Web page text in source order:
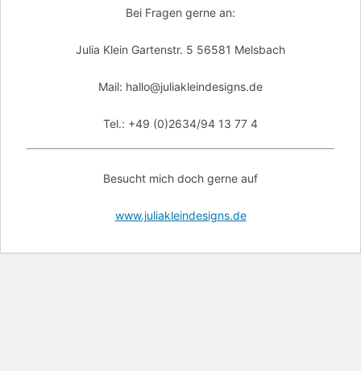
Bei Fragen gerne an:
Julia Klein Gartenstr. 5 56581 Melsbach
Mail: hallo@juliakleindesigns.de
Tel.: +49 (0)2634/94 13 77 4
Besucht mich doch gerne auf
www.juliakleindesigns.de